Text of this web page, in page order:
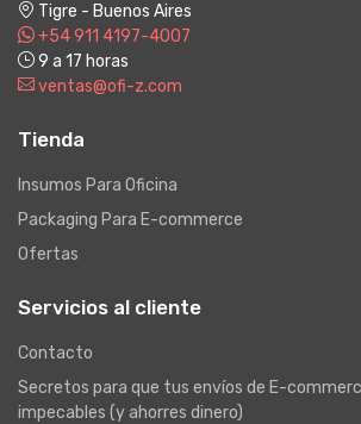
Tigre - Buenos Aires
+54 911 4197-4007
9 a 17 horas
ventas@ofi-z.com
Tienda
Insumos Para Oficina
Packaging Para E-commerce
Ofertas
Servicios al cliente
Contacto
Secretos para que tus envíos de E-
impecables (y ahorres dinero)